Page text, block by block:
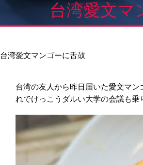
台湾愛文マ
台湾愛文マンゴーに舌鼓
台湾の友人から昨日届いた愛文マ
れでけっこうダルい大学の会議も乗